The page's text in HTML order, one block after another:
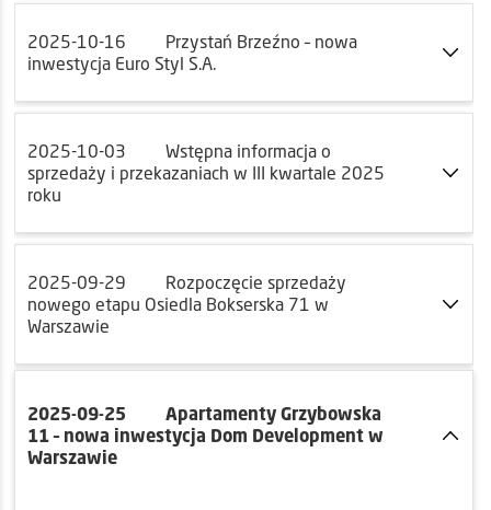
2025-10-16
Przystań Brzeźno – nowa
inwestycja Euro Styl S.A.
2025-10-03
Wstępna informacja o
sprzedaży i przekazaniach w III kwartale 2025
roku
2025-09-29
Rozpoczęcie sprzedaży
nowego etapu Osiedla Bokserska 71 w
Warszawie
2025-09-25
Apartamenty Grzybowska
11 – nowa inwestycja Dom Development w
Warszawie